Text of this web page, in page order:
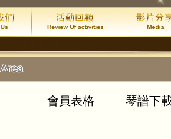
演出時間： 2015 年 7 月 24 日 (
演出地點：澳門文化中心綜合劇
甘仕良流行鋼琴新體驗--澳門站
2015年7月 4 號及加開的 11 號門
演出地點：澳門亞洲鋼琴城
會員表格 琴譜下